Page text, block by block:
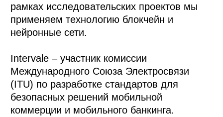
рамках исследовательских проектов мы
применяем технологию блокчейн и
нейронные сети.
Intervale – участник комиссии
Международного Союза Электросвязи
(ITU) по разработке стандартов для
безопасных решений мобильной
коммерции и мобильного банкинга.